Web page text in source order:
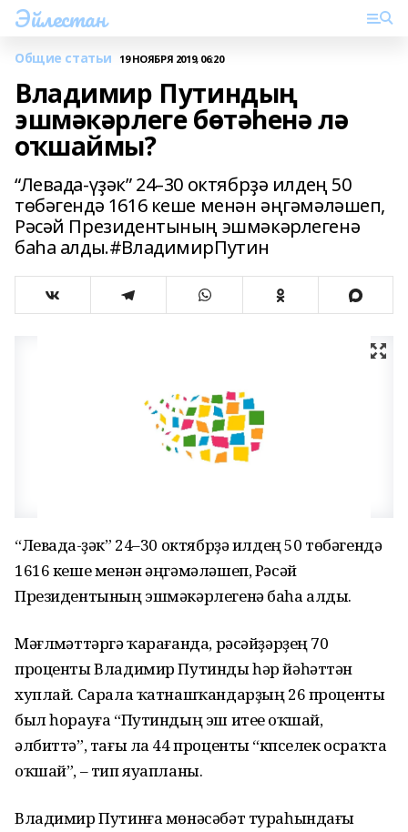
Эйлестан
Общие статьи 19 НОЯБРЯ 2019, 06:20
Владимир Путиндың
эшмәкәрлеге бөтәһенә лә
оҡшаймы?
“Левада-үҙәк” 24–30 октябрҙә илдең 50
төбәгендә 1616 кеше менән әңгәмәләшеп,
Рәсәй Президентының эшмәкәрлегенә
баһа алды.#ВладимирПутин
“Левада-үҙәк” 24–30 октябрҙә илдең 50 төбәгендә
1616 кеше менән әңгәмәләшеп, Рәсәй
Президентының эшмәкәрлегенә баһа алды.
Мәғлүмәттәргә ҡарағанда, рәсәйҙәрҙең 70
проценты Владимир Путинды һәр йәһәттән
хуплай. Сарала ҡатнашҡандарҙың 26 проценты
был һорауға “Путиндың эш итеүе оҡшай,
әлбиттә”, тағы ла 44 проценты “күпселек осраҡта
оҡшай”, – тип яуапланы.
Владимир Путинға мөнәсәбәт тураһындағы